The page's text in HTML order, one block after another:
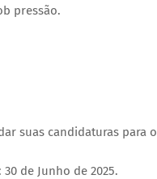
pressão.
suas candidaturas para
: 30 de Junho de 2025.